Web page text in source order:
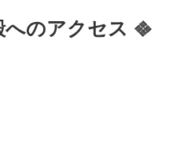
へのアクセス